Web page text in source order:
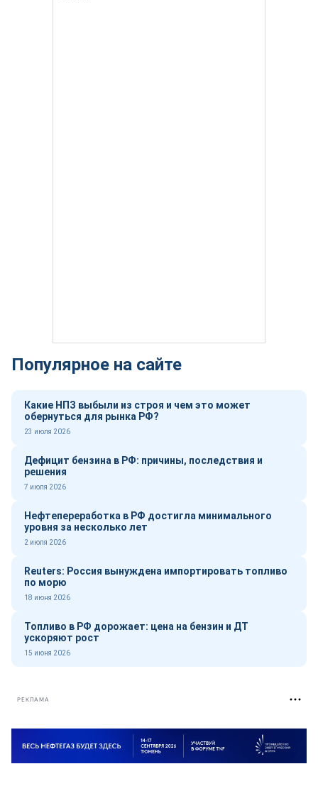
Популярное на сайте
Какие НПЗ выбыли из строя и чем это может
обернуться для рынка РФ?
23 июля 2026
Дефицит бензина в РФ: причины, последствия и
решения
7 июля 2026
Нефтепереработка в РФ достигла минимального
уровня за несколько лет
2 июля 2026
Reuters: Россия вынуждена импортировать топливо
по морю
18 июня 2026
Топливо в РФ дорожает: цена на бензин и ДТ
ускоряют рост
15 июня 2026
РЕКЛАМА